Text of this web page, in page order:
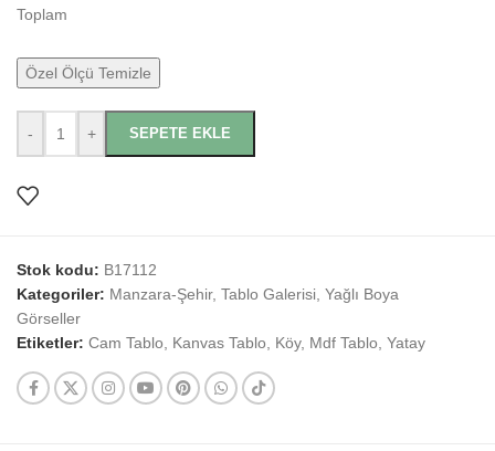
Toplam
Özel Ölçü Temizle
- + SEPETE EKLE
Stok kodu: B17112
Kategoriler: Manzara-Şehir, Tablo Galerisi, Yağlı Boya
Görseller
Etiketler: Cam Tablo, Kanvas Tablo, Köy, Mdf Tablo, Yatay